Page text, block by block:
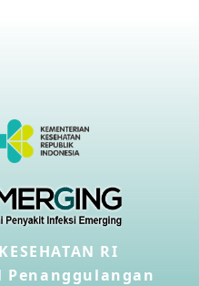
RI